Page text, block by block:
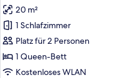
für
Doppelzimmer,
Balkon,
Bergblick
anzeigen
20 m²
1 Schlafzimmer
Platz für 2 Personen
1 Queen-Bett
Kostenloses WLAN